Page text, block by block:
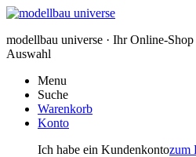
modellbau universe · Ihr Online-
Auswahl
Menu
Suche
Warenkorb
Konto
Ich habe ein Kundenkontozum